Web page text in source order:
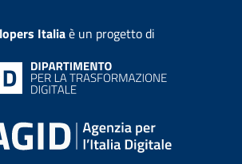
Italiaè un progetto di